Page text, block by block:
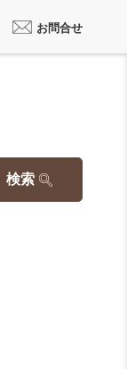
お問合せ
検索